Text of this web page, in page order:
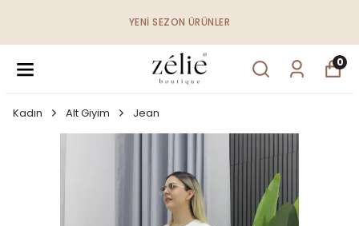
YENI SEZON ÜRÜNLER
0
Kadın Alt Giyim Jean